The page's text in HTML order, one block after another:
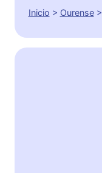
Inicio > Ourense>